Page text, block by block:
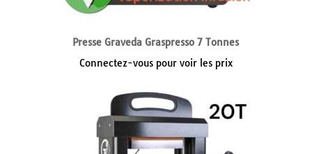
Presse Graveda Graspresso 7 Tonnes
Connectez-vous pour voir les prix